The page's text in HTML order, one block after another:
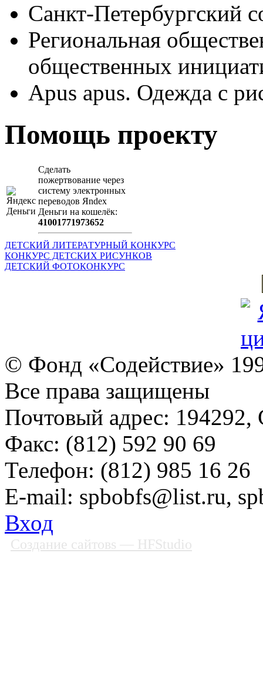
Санкт-Петербургский
Региональная
общественных
Apus apus. Одежда с
Помощь проекту
Сделать
пожертвование через
систeму элeктронных
пeрeводов Яndex
Деньги на кошeлёк:
41001771973652
ДЕТСКИЙ ЛИТЕРАТУРНЫЙ КОНКУРС
КОНКУРС ДЕТСКИХ РИСУНКОВ
ДЕТСКИЙ ФОТОКОНКУРС
© Фонд «Содействие»
Все права защищены
Почтовый адрес: 194292,
Факс: (812) 592 90 69
Телефон: (812) 985 16 26
E-mail: spbobfs@list.ru,
Вход
Создание сайтовs — HFStudio